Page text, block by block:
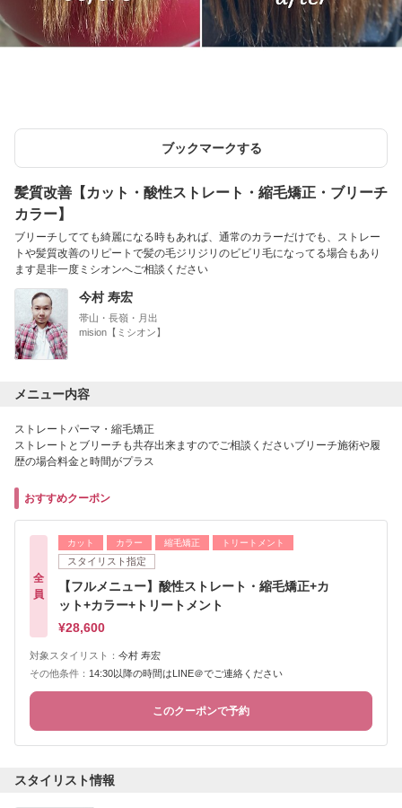
ブックマークする
髪質改善【カット・酸性ストレート・縮毛矯正・ブリーチ
カラー】
ブリーチしてても綺麗になる時もあれば、通常のカラーだけでも、ストレー
トや髪質改善のリピートで髪の毛ジリジリのビビリ毛になってる場合もあり
ます是非一度ミシオンへご相談ください
今村 寿宏
帯山・長嶺・月出
mision【ミシオン】
メニュー内容
ストレートパーマ・縮毛矯正
ストレートとブリーチも共存出来ますのでご相談くださいブリーチ施術や履
歴の場合料金と時間がプラス
おすすめクーポン
全
員
カット カラー 縮毛矯正 トリートメント
スタイリスト指定
【フルメニュー】酸性ストレート・縮毛矯正+カ
ット+カラー+トリートメント
¥28,600
対象スタイリスト： 今村 寿宏
その他条件： 14:30以降の時間はLINE＠でご連絡ください
このクーポンで予約
スタイリスト情報